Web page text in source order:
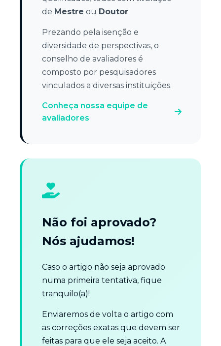
de Mestre ou Doutor.
Prezando pela isenção e
diversidade de perspectivas, o
conselho de avaliadores é
composto por pesquisadores
vinculados a diversas instituições.
Conheça nossa equipe de
avaliadores
Não foi aprovado?
Nós ajudamos!
Caso o artigo não seja aprovado
numa primeira tentativa, fique
tranquilo(a)!
Enviaremos de volta o artigo com
as correções exatas que devem ser
feitas para que ele seja aceito. A